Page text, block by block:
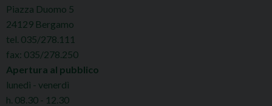
Piazza Duomo 5
24129 Bergamo
tel. 035/278.111
fax: 035/278.250
Apertura al pubblico
lunedì - venerdì
h. 08.30 - 12.30